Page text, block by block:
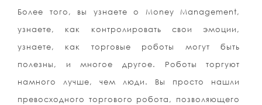
Более того, вы узнаете о Money Management,
узнаете, как контролировать свои эмоции,
узнаете, как торговые роботы могут быть
полезны, и многое другое. Роботы торгуют
намного лучше, чем люди. Вы просто нашли
превосходного торгового робота, позволяющего